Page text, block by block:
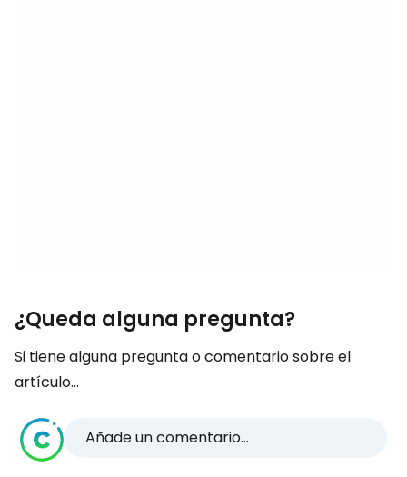
¿Queda alguna pregunta?
Si tiene alguna pregunta o comentario sobre el
artículo...
Añade un comentario...